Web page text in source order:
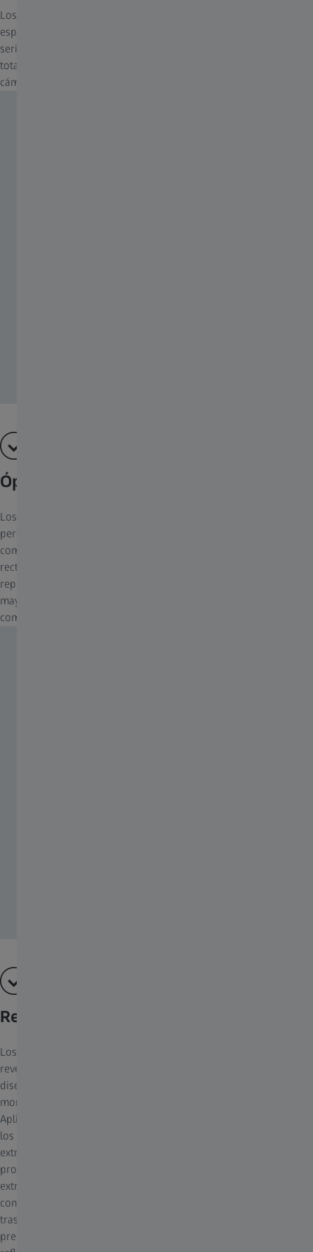
Los objetivos ZEISS Touit están diseñados y creados
específicamente para su uso en cámaras APS-C compactas de la
serie Sony Alpha con E-Mount y la serie Fujifilm X. Por tanto, son
totalmente compatibles y soportan todas las funciones de estas
cámaras, incluido el autoenfoque.
Óptica prácticamente sin distorsión
Los objetivos ZEISS abren nuevas posibilidades de diseño con
perspectivas dramáticas y la vista desde ángulos visuales poco
comunes. La distorsión afecta a la composición, ya que las líneas
rectas cuya imagen no va al centro de la misma, se
representarían torcidas. Este efecto molesto se compensa en su
mayoría con diseños costosos en todas las distancias focales,
como corresponde.
Recubrimiento ZEISS T
Los elementos ópticos de los objetivos ZEISS cuentan con un
revestimiento antirreflectante T*® en todas las superficies y un
diseño óptico que garantiza imágenes de brillo superior en todo
momento, incluso en condiciones de iluminación desfavorables.
Aplicamos el recubrimiento antirreflectante a las superficies de
los objetivos mediante la deposición de vapor de capas
extremadamente finas y transparentes sobre el cristal. En este
proceso, se vaporizan sustancias especiales con una energía
extremadamente alta en un entorno de alto vacío y, a
continuación, se depositan sobre las superficies de cristal, una
tras otra, en forma de capas con espesores controlados con
precisión para lograr la reducción deseada de las propiedades